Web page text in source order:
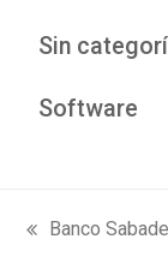
Sin
Software
previous
Banco Sabadell